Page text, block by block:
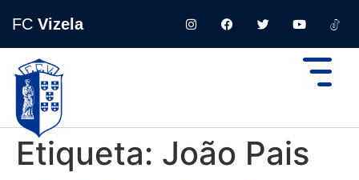
FC Vizela
Etiqueta: João Pais